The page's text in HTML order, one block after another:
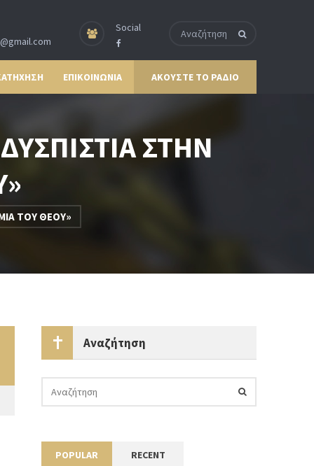
Social
ΕΠΙΚΟΙΝΩΝΙΑ ΑΚΟΥΣΤΕ ΤΟ ΡΑΔΙΟ
ΣΤΗΝ
ΤΟΥ ΘΕΟΥ»
Αναζήτηση
POPULAR RECENT